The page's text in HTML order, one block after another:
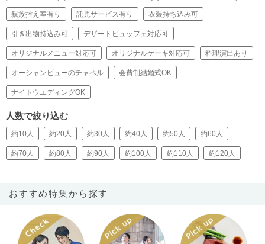
親族控え室有り 託児サービス有り 衣装持ち込み可
引き出物持込み可 デザートビュッフェ対応可
オリジナルメニュー対応可 オリジナルケーキ対応可 料理演出あり
オーシャンビューのチャペル 会費制結婚式OK
ナイトウエディングOK
人数で絞り込む
約10人 約20人 約30人 約40人 約50人 約60人
約70人 約80人 約90人 約100人 約110人 約120人
おすすめ特集から探す